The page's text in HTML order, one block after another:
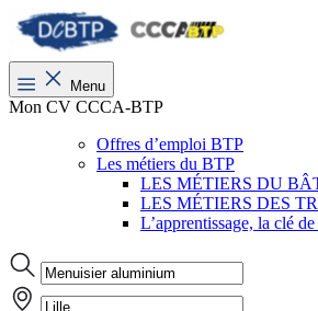
Menu
Mon CV CCCA-BTP
Offres d’emploi BTP
Les métiers du BTP
LES MÉTIERS DU
LES MÉTIERS DES
L’apprentissage, la clé